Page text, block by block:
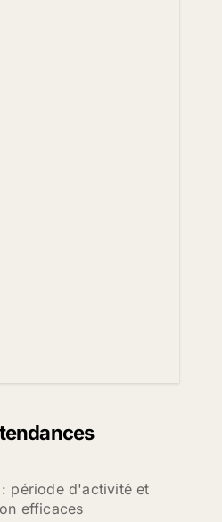
période d'activité et
efficaces